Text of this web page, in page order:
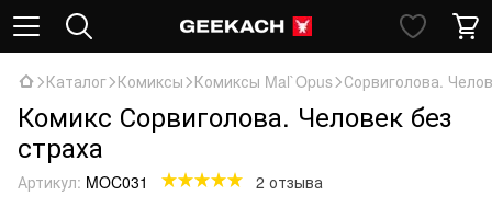
Каталог Комиксы Комиксы Mal`Opus Сорвиголова.
Комикс Сорвиголова. Человек без
страха
Артикул: MOC031 2 отзыва